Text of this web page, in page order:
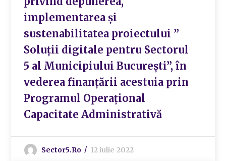
implementarea și
sustenabilitatea proiectului ”
Soluții digitale pentru Sectorul
5 al Municipiului București”, în
vederea finanțării acestuia prin
Programul Operațional
Capacitate Administrativă
Sector5.ro 12 iulie 2022